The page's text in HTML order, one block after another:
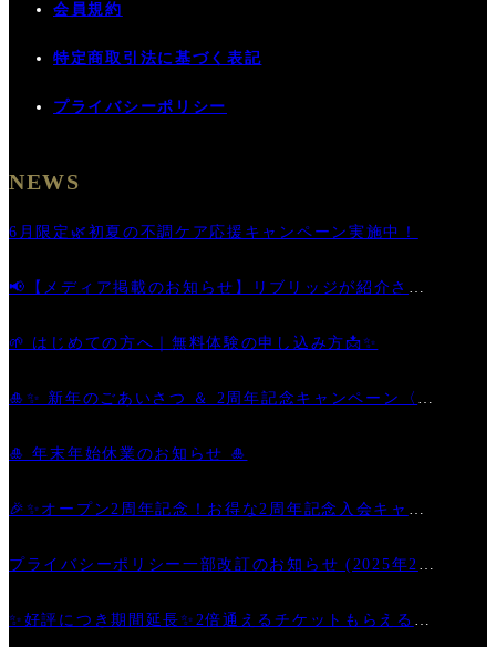
会員規約
特定商取引法に基づく表記
プライバシーポリシー
NEWS
6月限定🌿初夏の不調ケア応援キャンペーン実施中！
📢【メディア掲載のお知らせ】リブリッジが紹介され
🌱 はじめての方へ｜無料体験の申し込み方📩✨
🎍✨ 新年のごあいさつ ＆ 2周年記念キャンペーン〈第
🎍 年末年始休業のお知らせ 🎍
🎉✨オープン2周年記念！お得な2周年記念入会キャン
プライバシーポリシー一部改訂のお知らせ (2025年2月
✨好評につき期間延長✨2倍通えるチケットもらえるお